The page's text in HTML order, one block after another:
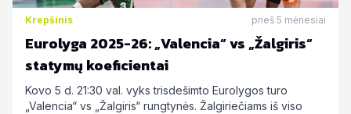
Krepšinis prieš 5 mėnesiai
Eurolyga 2025-26: „Valencia“ vs „Žalgiris“
statymų koeficientai
Kovo 5 d. 21:30 val. vyks trisdešimto Eurolygos turo
„Valencia“ vs „Žalgiris“ rungtynės. Žalgiriečiams iš viso